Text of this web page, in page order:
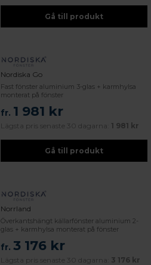
Gå till produkt
Nordiska Go
Fast fönster aluminium 3-glas + karmhylsa
monterat på fönster
fr. 1 981 kr
Lägsta pris senaste 30 dagarna: 1 981 kr
Gå till produkt
Norrland
Överkantshängt källarfönster aluminium 2-
glas + karmhylsa monterat på fönster
fr. 3 176 kr
Lägsta pris senaste 30 dagarna: 3 176 kr